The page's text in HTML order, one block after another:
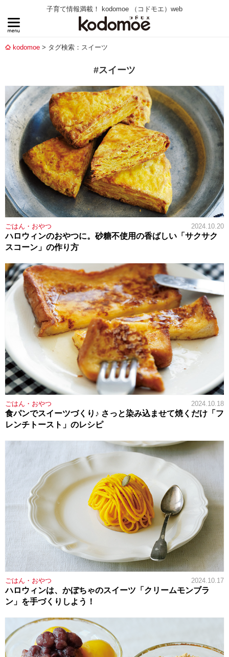
子育て情報満載！ kodomoe （コドモエ）web
kodomoe タグ検索：スイーツ
#スイーツ
ごはん・おやつ 2024.10.20
ハロウィンのおやつに。砂糖不使用の香ばしい「サクサク
スコーン」の作り方
ごはん・おやつ 2024.10.18
食パンでスイーツづくり♪ さっと染み込ませて焼くだけ「フ
レンチトースト」のレシピ
ごはん・おやつ 2024.10.17
ハロウィンは、かぼちゃのスイーツ「クリームモンブラ
ン」を手づくりしよう！